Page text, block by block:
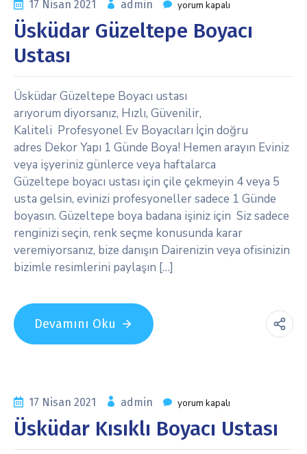
17 Nisan 2021 admin yorum kapalı
Üsküdar Güzeltepe Boyacı
Ustası
Üsküdar Güzeltepe Boyacı ustası
arıyorum diyorsanız, Hızlı, Güvenilir,
Kaliteli Profesyonel Ev Boyacıları İçin doğru
adres Dekor Yapı 1 Günde Boya! Hemen arayın Eviniz
veya işyeriniz günlerce veya haftalarca
Güzeltepe boyacı ustası için çile çekmeyin 4 veya 5
usta gelsin, evinizi profesyoneller sadece 1 Günde
boyasın. Güzeltepe boya badana işiniz için Siz sadece
renginizi seçin, renk seçme konusunda karar
veremiyorsanız, bize danışın Dairenizin veya ofisinizin
bizimle resimlerini paylaşın […]
Devamını Oku
17 Nisan 2021 admin yorum kapalı
Üsküdar Kısıklı Boyacı Ustası